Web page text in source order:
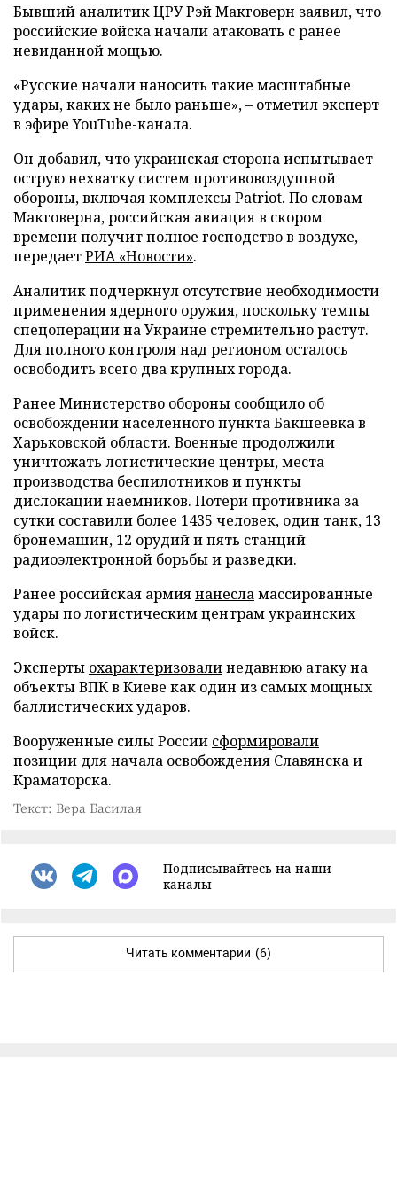
Бывший аналитик ЦРУ Рэй Макговерн заявил, что
российские войска начали атаковать с ранее
невиданной мощью.
«Русские начали наносить такие масштабные
удары, каких не было раньше», – отметил эксперт
в эфире YouTube-канала.
Он добавил, что украинская сторона испытывает
острую нехватку систем противовоздушной
обороны, включая комплексы Patriot. По словам
Макговерна, российская авиация в скором
времени получит полное господство в воздухе,
передаетРИА «Новости».
Аналитик подчеркнул отсутствие необходимости
применения ядерного оружия, поскольку темпы
спецоперации на Украине стремительно растут.
Для полного контроля над регионом осталось
освободить всего два крупных города.
Ранее Министерство обороны сообщило об
освобождении населенного пункта Бакшеевка в
Харьковской области. Военные продолжили
уничтожать логистические центры, места
производства беспилотников и пункты
дислокации наемников. Потери противника за
сутки составили более 1435 человек, один танк, 13
бронемашин, 12 орудий и пять станций
радиоэлектронной борьбы и разведки.
Ранее российская армиянанесламассированные
удары по логистическим центрам украинских
войск.
Эксперты охарактеризовалинедавнюю атаку на
объекты ВПК в Киеве как один из самых мощных
баллистических ударов.
Вооруженные силы России сформировали
позиции для начала освобождения Славянска и
Краматорска.
Текст: Вера Басилая
Подписывайтесь на наши
каналы
Читать комментарии (6)